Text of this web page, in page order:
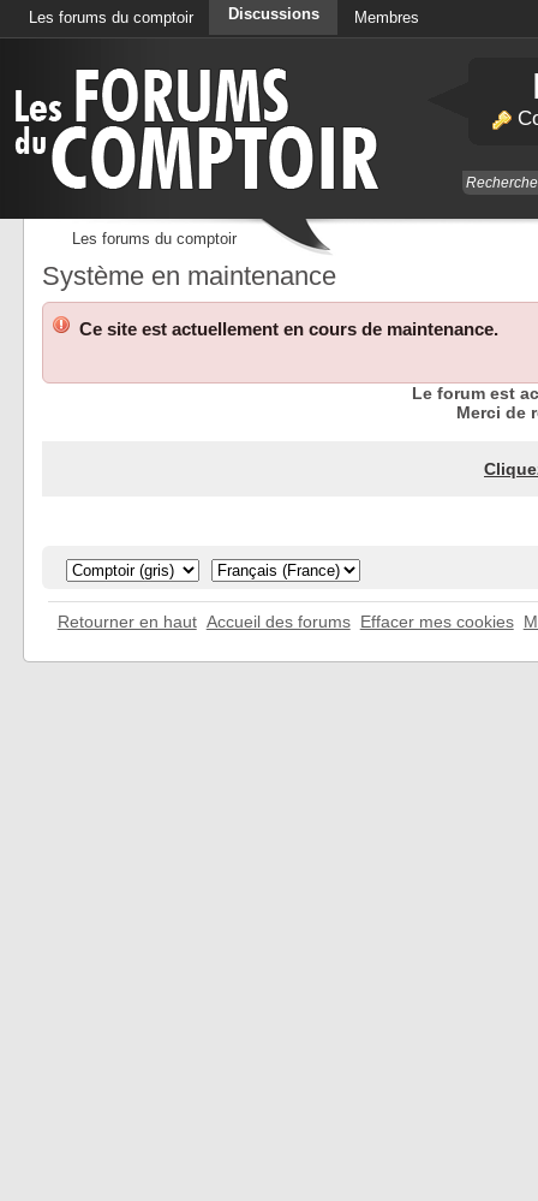
Les forums du comptoir Discussions Membres
Les forums du comptoir
Système en maintenance
Ce site est actuellement en cours de maintenance.
Le forum est
Merci de
Retourner en haut Accueil des forums Effacer mes cookies